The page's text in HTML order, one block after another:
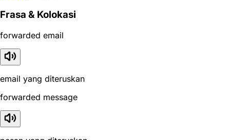
Frasa & Kolokasi
forwarded email
email yang diteruskan
forwarded message